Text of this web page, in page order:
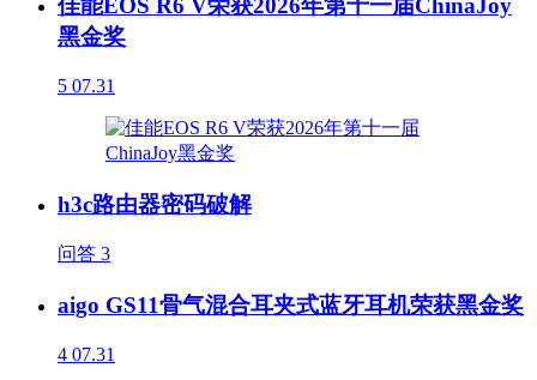
佳能EOS R6 V荣获2026年第十一届ChinaJoy
黑金奖
5 07.31
h3c路由器密码破解
问答 3
aigo GS11骨气混合耳夹式蓝牙耳机荣获黑金奖
4 07.31